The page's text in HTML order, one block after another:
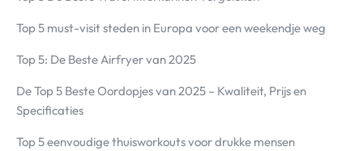
Top 5 must-visit steden in Europa voor een weekendje weg
Top 5: De Beste Airfryer van 2025
De Top 5 Beste Oordopjes van 2025 – Kwaliteit, Prijs en
Specificaties
Top 5 eenvoudige thuisworkouts voor drukke mensen